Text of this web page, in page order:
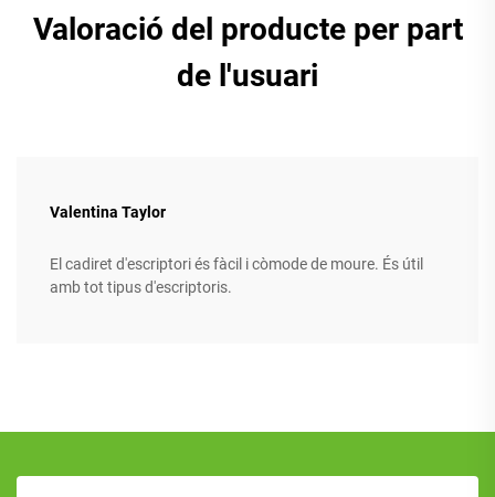
Valoració del producte per part
de l'usuari
Valentina Taylor
El cadiret d'escriptori és fàcil i còmode de moure. És útil
amb tot tipus d'escriptoris.